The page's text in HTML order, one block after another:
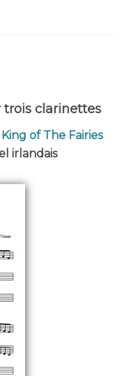
trois clarinettes
of The Fairies
irlandais